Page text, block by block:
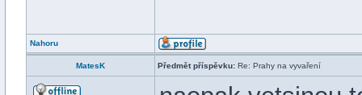
Nahoru
MatesK Předmět příspěvku: Re: Prahy na vyvaření